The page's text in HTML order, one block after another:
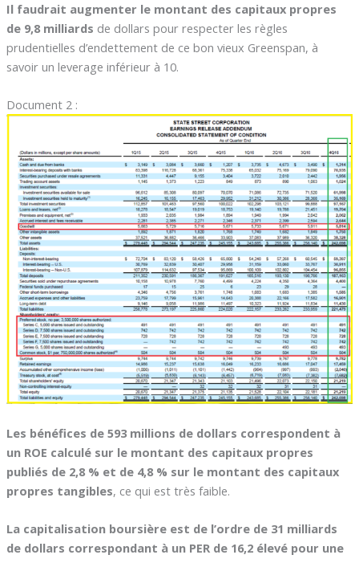
Il faudrait augmenter le montant des capitaux propres
de 9,8 milliards de dollars pour respecter les règles
prudentielles d’endettement de ce bon vieux Greenspan, à
savoir un leverage inférieur à 10.
Document 2 :
Les bénéfices de 593 millions de dollars correspondent à
un ROE calculé sur le montant des capitaux propres
publiés de 2,8 % et de 4,8 % sur le montant des capitaux
propres tangibles, ce qui est très faible.
La capitalisation boursière est de l’ordre de 31 milliards
de dollars correspondant à un PER de 16,2 élevé pour une